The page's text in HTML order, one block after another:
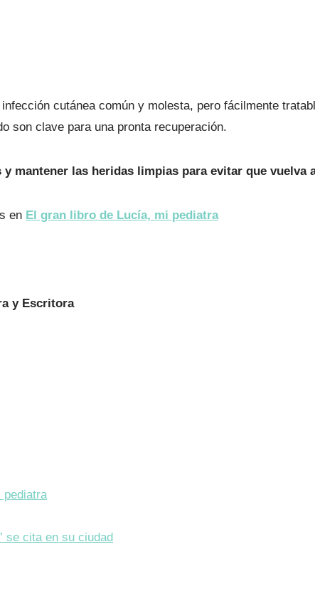
cutánea común y molesta, pero fácilmente
son clave para una pronta recuperación.
y mantener las heridas limpias para evitar que vuelva
en El gran libro de Lucía, mi pediatra
y Escritora
pediatra
se cita en su ciudad